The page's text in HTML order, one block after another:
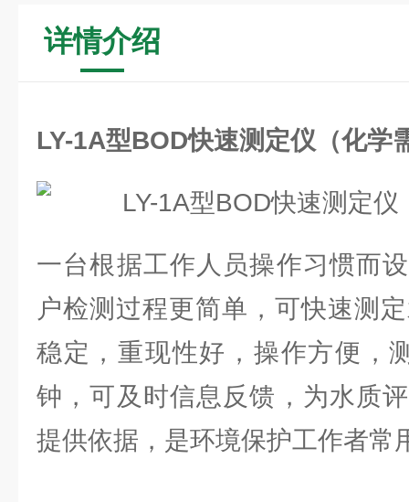
详情介绍
LY-1A型BOD快速测定仪（化学
一台根据工作人员操作习惯而
户检测过程更简单，可快速测
稳定，重现性好，操作方便，
钟，可及时信息反馈，为水质
提供依据，是环境保护工作者常